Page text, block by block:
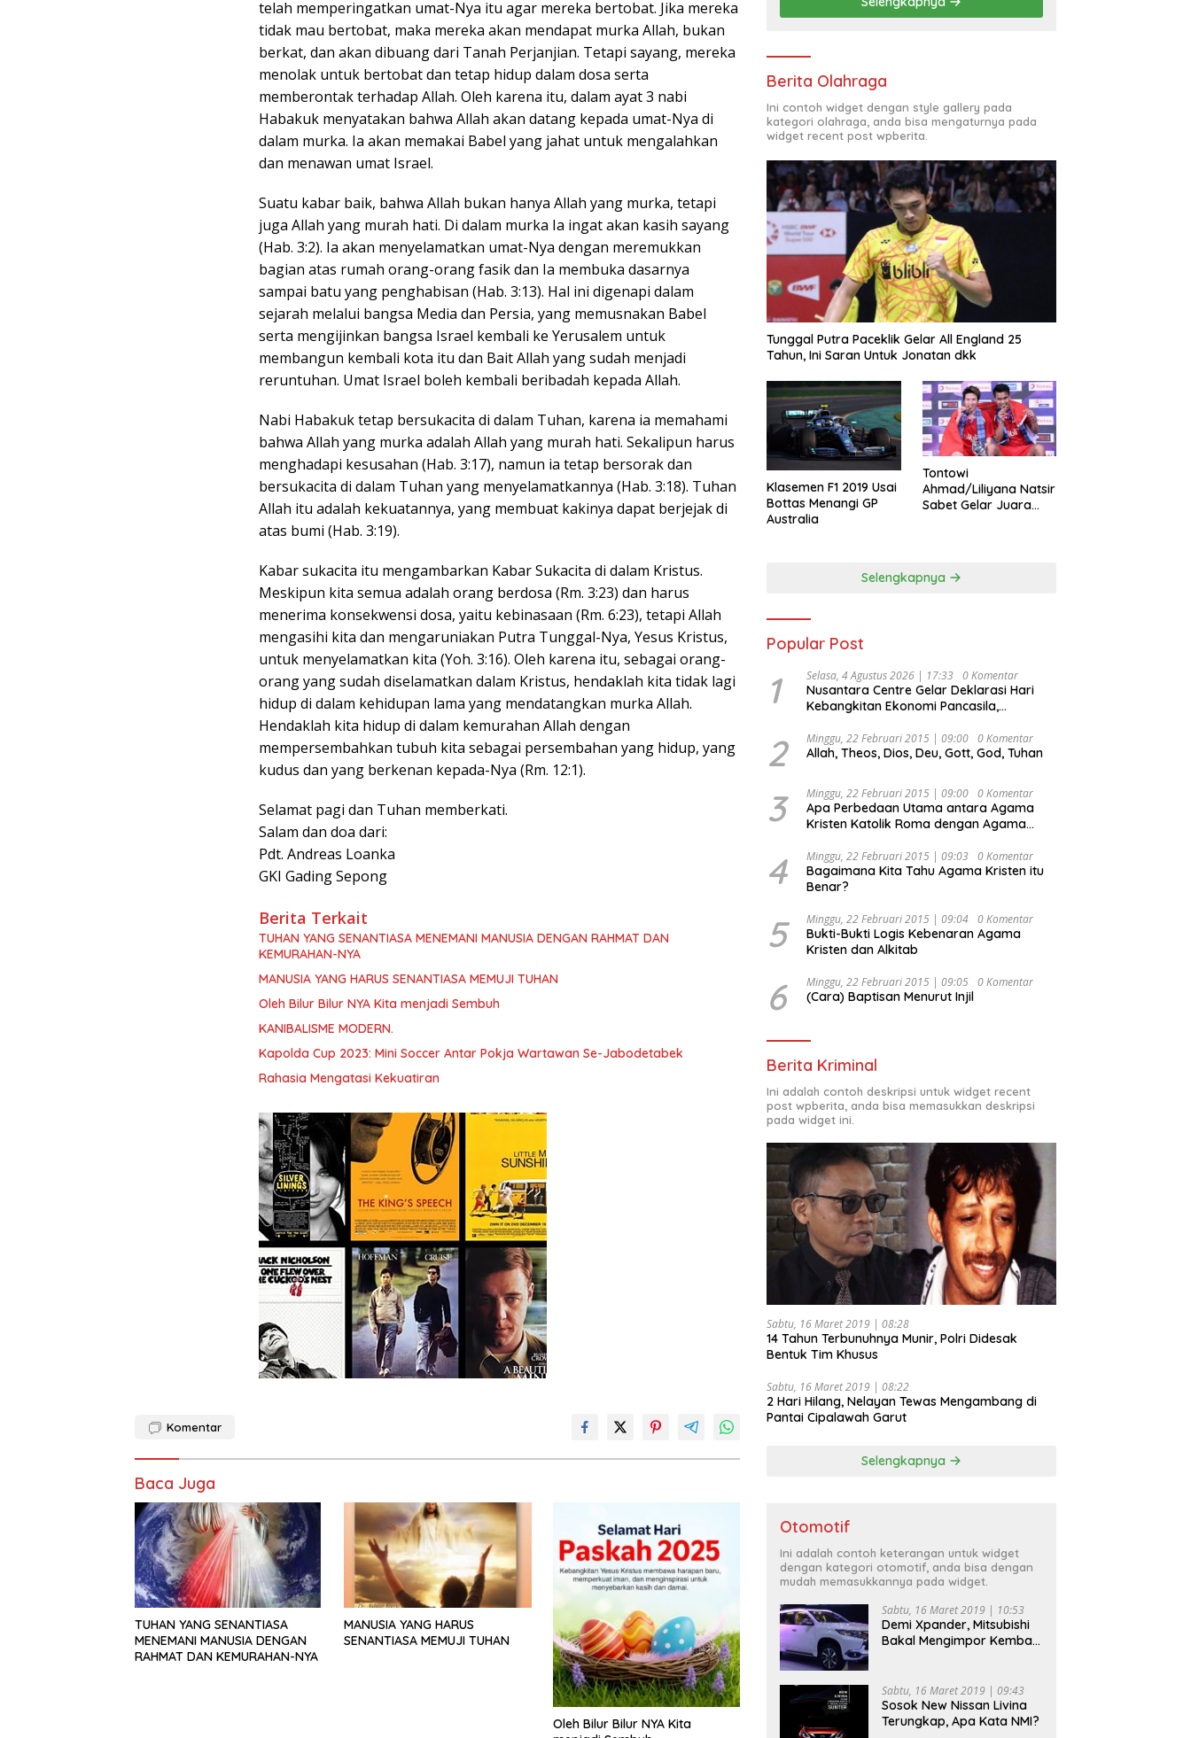
telah memperingatkan umat-Nya itu agar mereka bertobat. Jika mereka
tidak mau bertobat, maka mereka akan mendapat murka Allah, bukan
berkat, dan akan dibuang dari Tanah Perjanjian. Tetapi sayang, mereka
menolak untuk bertobat dan tetap hidup dalam dosa serta
memberontak terhadap Allah. Oleh karena itu, dalam ayat 3 nabi
Habakuk menyatakan bahwa Allah akan datang kepada umat-Nya di
dalam murka. Ia akan memakai Babel yang jahat untuk mengalahkan
dan menawan umat Israel.
Suatu kabar baik, bahwa Allah bukan hanya Allah yang murka, tetapi
juga Allah yang murah hati. Di dalam murka Ia ingat akan kasih sayang
(Hab. 3:2). Ia akan menyelamatkan umat-Nya dengan meremukkan
bagian atas rumah orang-orang fasik dan Ia membuka dasarnya
sampai batu yang penghabisan (Hab. 3:13). Hal ini digenapi dalam
sejarah melalui bangsa Media dan Persia, yang memusnakan Babel
serta mengijinkan bangsa Israel kembali ke Yerusalem untuk
membangun kembali kota itu dan Bait Allah yang sudah menjadi
reruntuhan. Umat Israel boleh kembali beribadah kepada Allah.
Nabi Habakuk tetap bersukacita di dalam Tuhan, karena ia memahami
bahwa Allah yang murka adalah Allah yang murah hati. Sekalipun harus
menghadapi kesusahan (Hab. 3:17), namun ia tetap bersorak dan
bersukacita di dalam Tuhan yang menyelamatkannya (Hab. 3:18). Tuhan
Allah itu adalah kekuatannya, yang membuat kakinya dapat berjejak di
atas bumi (Hab. 3:19).
Kabar sukacita itu mengambarkan Kabar Sukacita di dalam Kristus.
Meskipun kita semua adalah orang berdosa (Rm. 3:23) dan harus
menerima konsekwensi dosa, yaitu kebinasaan (Rm. 6:23), tetapi Allah
mengasihi kita dan mengaruniakan Putra Tunggal-Nya, Yesus Kristus,
untuk menyelamatkan kita (Yoh. 3:16). Oleh karena itu, sebagai orang-
orang yang sudah diselamatkan dalam Kristus, hendaklah kita tidak lagi
hidup di dalam kehidupan lama yang mendatangkan murka Allah.
Hendaklah kita hidup di dalam kemurahan Allah dengan
mempersembahkan tubuh kita sebagai persembahan yang hidup, yang
kudus dan yang berkenan kepada-Nya (Rm. 12:1).
Selamat pagi dan Tuhan memberkati.
Salam dan doa dari:
Pdt. Andreas Loanka
GKI Gading Sepong
Berita Terkait
TUHAN YANG SENANTIASA MENEMANI MANUSIA DENGAN RAHMAT DAN
KEMURAHAN-NYA
MANUSIA YANG HARUS SENANTIASA MEMUJI TUHAN
Oleh Bilur Bilur NYA Kita menjadi Sembuh
KANIBALISME MODERN.
Kapolda Cup 2023: Mini Soccer Antar Pokja Wartawan Se-Jabodetabek
Rahasia Mengatasi Kekuatiran
Komentar
Baca Juga
TUHAN YANG SENANTIASA
MENEMANI MANUSIA DENGAN
RAHMAT DAN KEMURAHAN-NYA
MANUSIA YANG HARUS
SENANTIASA MEMUJI TUHAN
Oleh Bilur Bilur NYA Kita
Berita Olahraga
Ini contoh widget dengan style gallery pada
kategori olahraga, anda bisa mengaturnya pada
widget recent post wpberita.
Tunggal Putra Paceklik Gelar All England 25
Tahun, Ini Saran Untuk Jonatan dkk
Klasemen F1 2019 Usai
Bottas Menangi GP
Australia
Tontowi
Ahmad/Liliyana Natsir
Sabet Gelar Juara
Selengkapnya
Popular Post
1 Selasa, 4 Agustus 2026 | 17:33 0 Komentar
Nusantara Centre Gelar Deklarasi Hari
Kebangkitan Ekonomi Pancasila,
Djojohadikusumo Anti Penjajahan
(Pergolakan Ekonomi Politik Indonesia) &
Undang Perekonomian Nasional dan
Kesejahteraan Sosial dalam Menata
Bangsa Menuju Indonesia Emas 2045”,
2 Minggu, 22 Februari 2015 | 09:00 0 Komentar
Allah, Theos, Dios, Deu, Gott, God, Tuhan
3 Minggu, 22 Februari 2015 | 09:00 0 Komentar
Apa Perbedaan Utama antara Agama
Kristen Katolik Roma dengan Agama
4 Minggu, 22 Februari 2015 | 09:03 0 Komentar
Bagaimana Kita Tahu Agama Kristen itu
Benar?
5 Minggu, 22 Februari 2015 | 09:04 0 Komentar
Bukti-Bukti Logis Kebenaran Agama
Kristen dan Alkitab
6 Minggu, 22 Februari 2015 | 09:05 0 Komentar
(Cara) Baptisan Menurut Injil
Berita Kriminal
Ini adalah contoh deskripsi untuk widget recent
post wpberita, anda bisa memasukkan deskripsi
pada widget ini.
Sabtu, 16 Maret 2019 | 08:28
14 Tahun Terbunuhnya Munir, Polri Didesak
Bentuk Tim Khusus
Sabtu, 16 Maret 2019 | 08:22
2 Hari Hilang, Nelayan Tewas Mengambang di
Pantai Cipalawah Garut
Selengkapnya
Otomotif
Ini adalah contoh keterangan untuk widget
dengan kategori otomotif, anda bisa dengan
mudah memasukkannya pada widget.
Sabtu, 16 Maret 2019 | 10:53
Demi Xpander, Mitsubishi
Bakal Mengimpor Kembali
Sabtu, 16 Maret 2019 | 09:43
Sosok New Nissan Livina
Terungkap, Apa Kata NMI?